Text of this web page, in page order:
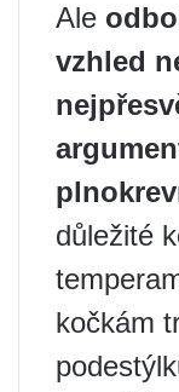
Ale
vzhled
důležité
kočkám